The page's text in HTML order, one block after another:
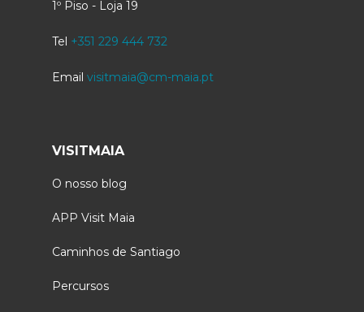
1º Piso - Loja 19
Tel +351 229 444 732
Email visitmaia@cm-maia.pt
VISITMAIA
O nosso blog
APP Visit Maia
Caminhos de Santiago
Percursos